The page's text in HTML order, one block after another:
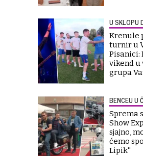
U SKLOPU
Krenule
turnir u
Pisanici:
vikend u
grupa
BENCEU U
Sprema
Show
sjajno,
ćemo
Lipik''